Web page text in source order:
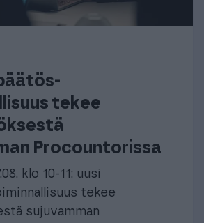
tekee
Procountorissa
klo 10-11: uusi
tekee
sujuvamman